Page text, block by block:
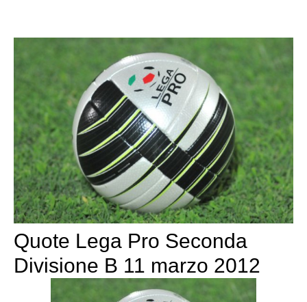
Quote Lega Pro Seconda
Divisione B 11 marzo 2012